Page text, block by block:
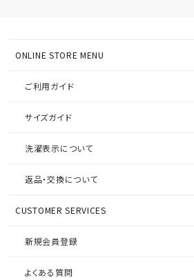
ONLINE STORE MENU
ご利用ガイド
サイズガイド
洗濯表示について
返品・交換について
CUSTOMER SERVICES
新規会員登録
よくある質問